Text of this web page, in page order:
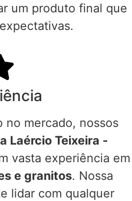
um produto final que
no mercado, nossos
Laércio Teixeira -
vasta experiência em
e granitos. Nossa
lidar com qualquer